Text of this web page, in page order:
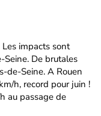
impacts sont
Seine. De brutales
de-Seine. A Rouen
h, record pour juin !
au passage de